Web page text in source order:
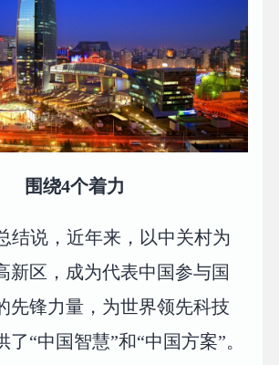
围绕4个着力
结说，近年来，以中关村为
新区，成为代表中国参与国
先锋力量，为世界领先科技
了“中国智慧”和“中国方案”。